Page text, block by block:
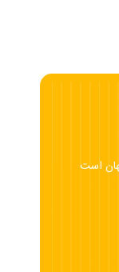
است